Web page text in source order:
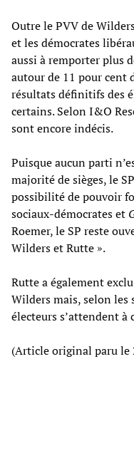
Outre le PVV de
et les démocrates
aussi à remporter plus
autour de 11 pour cent
résultats définitifs des
certains. Selon I&O
sont encore indécis.
Puisque aucun parti
majorité de sièges, le
possibilité de pouvoir
sociaux-démocrates et
Roemer, le SP reste
Wilders et Rutte ».
Rutte a également
Wilders mais, selon les
électeurs s’attendent à
(Article original paru le